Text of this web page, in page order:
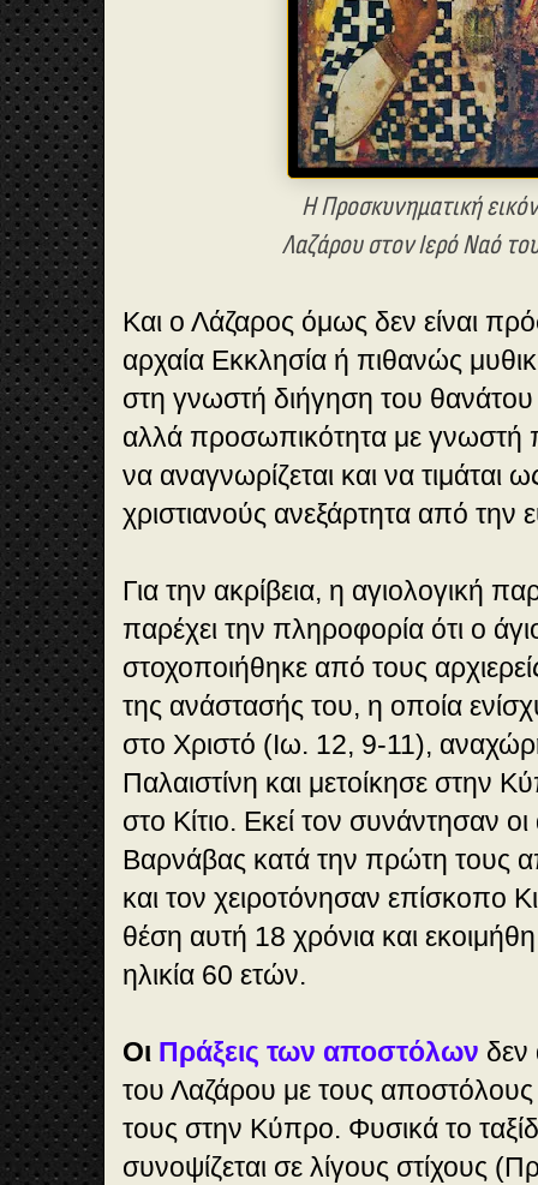
Η Προσκυνηματική
Λαζάρου στον Ιερό Ναό
Και ο Λάζαρος όμως δεν είναι
αρχαία Εκκλησία ή πιθανώς
στη γνωστή διήγηση του
αλλά προσωπικότητα με γνωστή
να αναγνωρίζεται και να τιμάται
χριστιανούς ανεξάρτητα από την
Για την ακρίβεια, η αγιολογική
παρέχει την πληροφορία ότι ο
στοχοποιήθηκε από τους
της ανάστασής του, η οποία
στο Χριστό (Ιω. 12, 9-11),
Παλαιστίνη και μετοίκησε στην
στο Κίτιο. Εκεί τον συνάντησαν
Βαρνάβας κατά την πρώτη τους
και τον χειροτόνησαν επίσκοπο
θέση αυτή 18 χρόνια και
ηλικία 60 ετών.
Οι Πράξεις των αποστόλων
του Λαζάρου με τους
τους στην Κύπρο. Φυσικά το
συνοψίζεται σε λίγους στίχους